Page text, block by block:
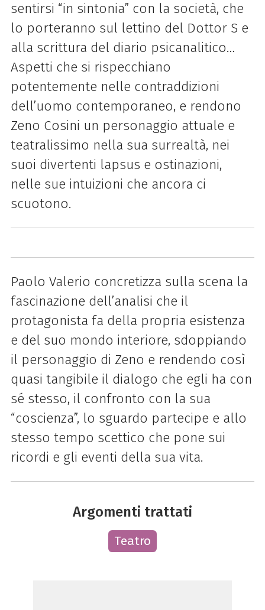
sentirsi “in sintonia” con la società, che
lo porteranno sul lettino del Dottor S e
alla scrittura del diario psicanalitico…
Aspetti che si rispecchiano
potentemente nelle contraddizioni
dell’uomo contemporaneo, e rendono
Zeno Cosini un personaggio attuale e
teatralissimo nella sua surrealtà, nei
suoi divertenti lapsus e ostinazioni,
nelle sue intuizioni che ancora ci
scuotono.
Paolo Valerio concretizza sulla scena la
fascinazione dell’analisi che il
protagonista fa della propria esistenza
e del suo mondo interiore, sdoppiando
il personaggio di Zeno e rendendo così
quasi tangibile il dialogo che egli ha con
sé stesso, il confronto con la sua
“coscienza”, lo sguardo partecipe e allo
stesso tempo scettico che pone sui
ricordi e gli eventi della sua vita.
Argomenti trattati
Teatro